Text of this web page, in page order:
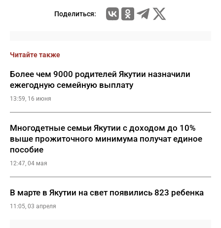
Поделиться:
Читайте также
Более чем 9000 родителей Якутии назначили
ежегодную семейную выплату
13:59, 16 июня
Многодетные семьи Якутии с доходом до 10%
выше прожиточного минимума получат единое
пособие
12:47, 04 мая
В марте в Якутии на свет появились 823 ребенка
11:05, 03 апреля